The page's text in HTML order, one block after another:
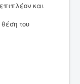
και
του